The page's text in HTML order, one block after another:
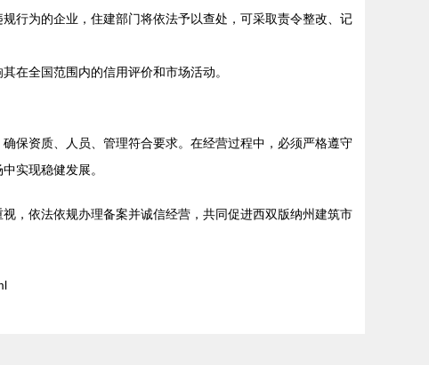
行为的企业，住建部门将依法予以查处，可采取责令整改、记
在全国范围内的信用评价和市场活动。
保资质、人员、管理符合要求。在经营过程中，必须严格遵守
实现稳健发展。
，依法依规办理备案并诚信经营，共同促进西双版纳州建筑市